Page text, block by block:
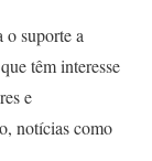
o suporte a
têm interesse
e
notícias como